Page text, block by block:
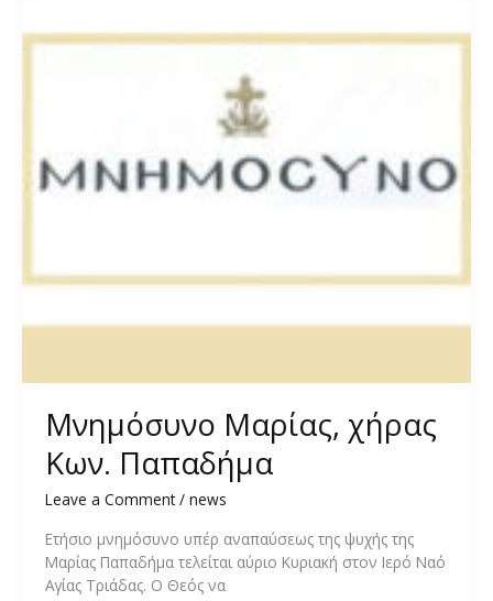
Μνημόσυνο Μαρίας, χήρας
Κων. Παπαδήμα
Leave a Comment / news
Ετήσιο μνημόσυνο υπέρ αναπαύσεως της ψυχής της
Μαρίας Παπαδήμα τελείται αύριο Κυριακή στον Ιερό Ναό
Αγίας Τριάδας. Ο Θεός να